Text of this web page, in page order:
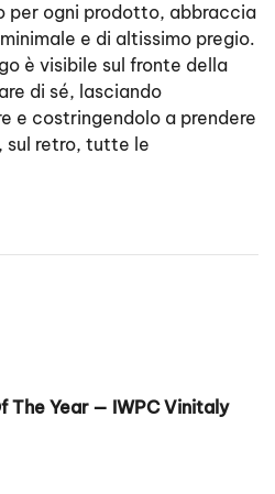
per ogni prodotto, abbraccia
e di altissimo pregio.
è visibile sul fronte della
di sé, lasciando
e costringendolo a prendere
sul retro, tutte le
The Year — IWPC Vinitaly